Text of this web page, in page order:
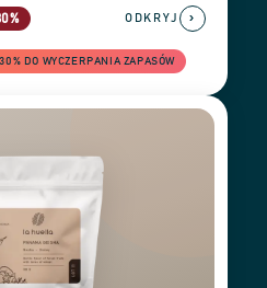
DO WYCZERPANIA ZAPASÓW
ODKRYJ ›